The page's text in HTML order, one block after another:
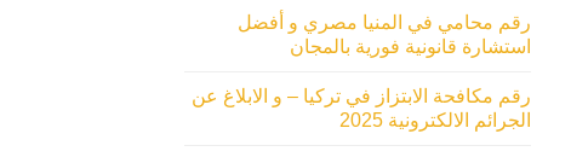
رقم محامي في المنيا مصري و أفضل
استشارة قانونية فورية بالمجان
رقم مكافحة الابتزاز في تركيا – و الابلاغ عن
الجرائم الالكترونية 2025